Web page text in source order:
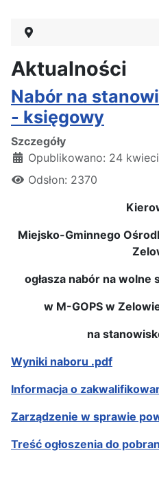
Aktualności
Nabór na
- księgowy
Szczegóły
Opublikowano: 24
Odsłon: 2370
Miejsko-Gminnego
ogłasza nabór na
w M-GOPS w
na
Wyniki naboru .pdf
Informacja o
Zarządzenie w sprawie
Treść ogłoszenia do